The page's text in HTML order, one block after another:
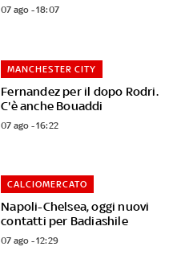
07 ago - 18:07
Fernandez per il dopo Rodri.
C'è anche Bouaddi
MANCHESTER CITY
07 ago - 16:22
Napoli-Chelsea, oggi nuovi
contatti per Badiashile
CALCIOMERCATO
07 ago - 12:29